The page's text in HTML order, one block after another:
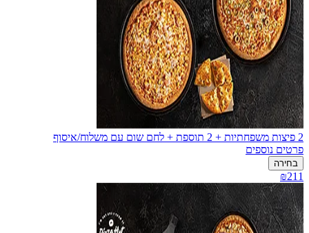
2 פיצות משפחתיות + 2 תוספת + לחם שום עם משלוח/איסוף
פרטים נוספים
בחירה
₪211